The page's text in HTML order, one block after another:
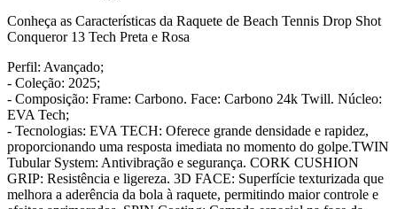
Conheça as Características da Raquete de Beach Tennis Drop Shot
Conqueror 13 Tech Preta e Rosa
Perfil: Avançado;
- Coleção: 2025;
- Composição: Frame: Carbono. Face: Carbono 24k Twill. Núcleo:
EVA Tech;
- Tecnologias: EVA TECH: Oferece grande densidade e rapidez,
proporcionando uma resposta imediata no momento do golpe.TWIN
Tubular System: Antivibração e segurança. CORK CUSHION
GRIP: Resistência e ligereza. 3D FACE: Superfície texturizada que
melhora a aderência da bola à raquete, permitindo maior controle e